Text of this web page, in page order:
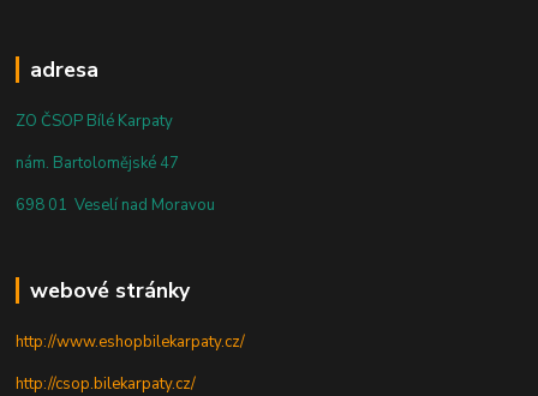
adresa
ZO ČSOP Bílé Karpaty
nám. Bartolomějské 47
698 01 Veselí nad Moravou
webové stránky
http://www.eshopbilekarpaty.cz/
http://csop.bilekarpaty.cz/